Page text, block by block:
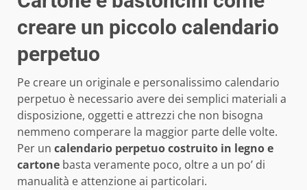
creare un piccolo calendario
perpetuo
Pe creare un originale e personalissimo calendario
perpetuo è necessario avere dei semplici materiali a
disposizione, oggetti e attrezzi che non bisogna
nemmeno comperare la maggior parte delle volte.
Per un calendario perpetuo costruito in legno e
cartone basta veramente poco, oltre a un po’ di
manualità e attenzione ai particolari.